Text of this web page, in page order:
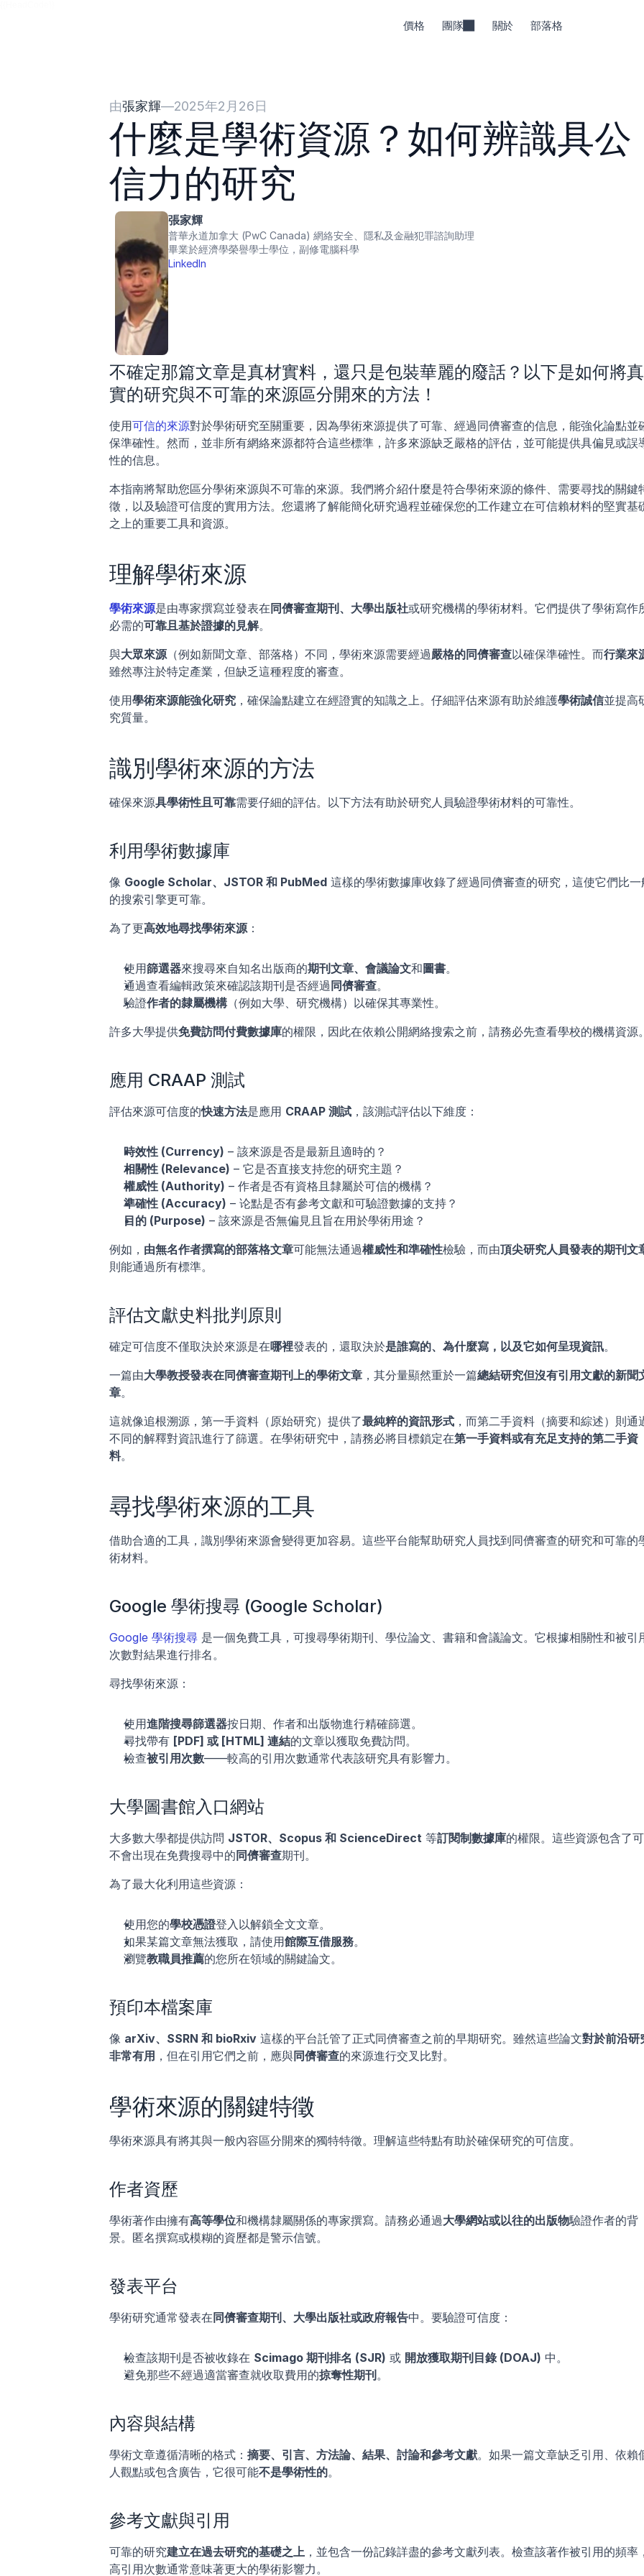
價格 團隊 關於 部落格
由張家輝—2025年2月26日
什麼是學術資源？如何辨識具公
信力的研究
張家輝
普華永道加拿大 (PwC Canada) 網絡安全、隱私及金融犯罪諮詢助理
畢業於經濟學榮譽學士學位，副修電腦科學
LinkedIn
不確定那篇文章是真材實料，還只是包裝華麗的廢話？以下是如何將真
實的研究與不可靠的來源區分開來的方法！
使用可信的來源對於學術研究至關重要，因為學術來源提供了可靠、經過同儕審查的信息，能強化論點並
保準確性。然而，並非所有網絡來源都符合這些標準，許多來源缺乏嚴格的評估，並可能提供具偏見或誤
性的信息。
本指南將幫助您區分學術來源與不可靠的來源。我們將介紹什麼是符合學術來源的條件、需要尋找的關鍵
徵，以及驗證可信度的實用方法。您還將了解能簡化研究過程並確保您的工作建立在可信賴材料的堅實基
之上的重要工具和資源。
理解學術來源
學術來源是由專家撰寫並發表在 同儕審查期刊、大學出版社或研究機構的學術材料。它們提供了學術寫作
必需的可靠且基於證據的見解。
與大眾來源（例如新聞文章、部落格）不同，學術來源需要經過嚴格的同儕審查以確保準確性。而行業來
雖然專注於特定產業，但缺乏這種程度的審查。
使用學術來源能強化研究 ，確保論點建立在經證實的知識之上。仔細評估來源有助於維護學術誠信並提高
究質量。
識別學術來源的方法
確保來源具學術性且可靠需要仔細的評估。以下方法有助於研究人員驗證學術材料的可靠性。
利用學術數據庫
像 Google Scholar、JSTOR 和 PubMed 這樣的學術數據庫收錄了經過同儕審查的研究，這使它們比一
的搜索引擎更可靠。
為了更高效地尋找學術來源：
使用篩選器來搜尋來自知名出版商的期刊文章、會議論文和 圖書。
通過查看編輯政策來確認該期刊是否經過 同儕審查。
驗證作者的隸屬機構 （例如大學、研究機構）以確保其專業性。
許多大學提供免費訪問付費數據庫的權限，因此在依賴公開網絡搜索之前，請務必先查看學校的機構資源
應用 CRAAP 測試
評估來源可信度的快速方法是應用 CRAAP 測試 ，該測試評估以下維度：
時效性 (Currency) – 該來源是否是最新且適時的？
相關性 (Relevance) – 它是否直接支持您的研究主題？
權威性 (Authority) – 作者是否有資格且隸屬於可信的機構？
準確性 (Accuracy) – 论點是否有參考文獻和可驗證數據的支持？
目的 (Purpose) – 該來源是否無偏見且旨在用於學術用途？
例如， 由無名作者撰寫的部落格文章可能無法通過權威性和準確性檢驗，而由頂尖研究人員發表的期刊文
則能通過所有標準。
評估文獻史料批判原則
確定可信度不僅取決於來源是在哪裡發表的，還取決於是誰寫的、為什麼寫，以及它如何呈現資訊。
一篇由大學教授發表在同儕審查期刊上的學術文章 ，其分量顯然重於一篇總結研究但沒有引用文獻的新聞
章。
這就像追根溯源，第一手資料（原始研究）提供了最純粹的資訊形式 ，而第二手資料（摘要和綜述）則通
不同的解釋對資訊進行了篩選。在學術研究中，請務必將目標鎖定在第一手資料或有充足支持的第二手資
料。
尋找學術來源的工具
借助合適的工具，識別學術來源會變得更加容易。這些平台能幫助研究人員找到同儕審查的研究和可靠的
術材料。
Google 學術搜尋 (Google Scholar)
Google 學術搜尋 是一個免費工具，可搜尋學術期刊、學位論文、書籍和會議論文。它根據相關性和被引
次數對結果進行排名。
尋找學術來源：
使用進階搜尋篩選器按日期、作者和出版物進行精確篩選。
尋找帶有 [PDF] 或 [HTML] 連結的文章以獲取免費訪問。
檢查被引用次數——較高的引用次數通常代表該研究具有影響力。
大學圖書館入口網站
大多數大學都提供訪問 JSTOR、Scopus 和 ScienceDirect 等訂閱制數據庫的權限。這些資源包含了
不會出現在免費搜尋中的 同儕審查期刊。
為了最大化利用這些資源：
使用您的學校憑證登入以解鎖全文文章。
如果某篇文章無法獲取，請使用館際互借服務。
瀏覽教職員推薦的您所在領域的關鍵論文。
預印本檔案庫
像 arXiv、SSRN 和 bioRxiv 這樣的平台託管了正式同儕審查之前的早期研究。雖然這些論文對於前沿研
非常有用 ，但在引用它們之前，應與同儕審查的來源進行交叉比對。
學術來源的關鍵特徵
學術來源具有將其與一般內容區分開來的獨特特徵。理解這些特點有助於確保研究的可信度。
作者資歷
學術著作由擁有高等學位和機構隸屬關係的專家撰寫。請務必通過大學網站或以往的出版物驗證作者的背
景。匿名撰寫或模糊的資歷都是警示信號。
發表平台
學術研究通常發表在 同儕審查期刊、大學出版社或政府報告中。要驗證可信度：
檢查該期刊是否被收錄在 Scimago 期刊排名 (SJR) 或 開放獲取期刊目錄 (DOAJ) 中。
避免那些不經過適當審查就收取費用的掠奪性期刊 。
內容與結構
學術文章遵循清晰的格式： 摘要、引言、方法論、結果、討論和參考文獻。如果一篇文章缺乏引用、依賴
人觀點或包含廣告，它很可能不是學術性的。
參考文獻與引用
可靠的研究建立在過去研究的基礎之上 ，並包含一份記錄詳盡的參考文獻列表。檢查該著作被引用的頻率
高引用次數通常意味著更大的學術影響力。